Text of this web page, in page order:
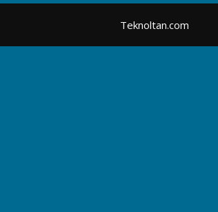
Teknoltan.com